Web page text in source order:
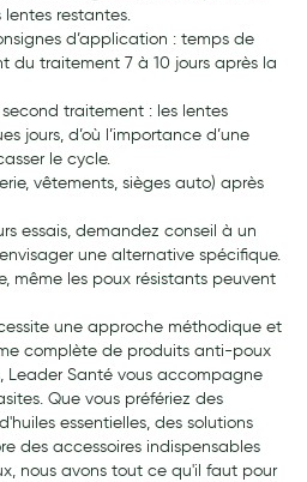
restantes.
d’application : temps de
du traitement 7 à 10 jours après la
traitement : les lentes
jours, d’où l’importance d’une
le cycle.
vêtements, sièges auto) après
essais, demandez conseil à un
une alternative spécifique.
même les poux résistants peuvent
une approche méthodique et
complète de produits anti-poux
Leader Santé vous accompagne
Que vous préfériez des
essentielles, des solutions
des accessoires indispensables
nous avons tout ce qu'il faut pour